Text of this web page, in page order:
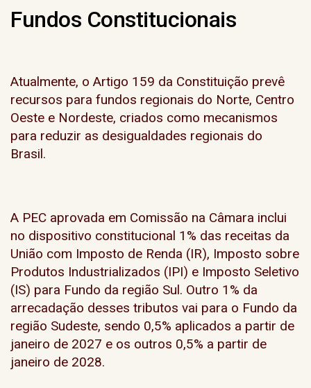
Fundos Constitucionais
Atualmente, o Artigo 159 da Constituição prevê
recursos para fundos regionais do Norte, Centro
Oeste e Nordeste, criados como mecanismos
para reduzir as desigualdades regionais do
Brasil.
A PEC aprovada em Comissão na Câmara inclui
no dispositivo constitucional 1% das receitas da
União com Imposto de Renda (IR), Imposto sobre
Produtos Industrializados (IPI) e Imposto Seletivo
(IS) para Fundo da região Sul. Outro 1% da
arrecadação desses tributos vai para o Fundo da
região Sudeste, sendo 0,5% aplicados a partir de
janeiro de 2027 e os outros 0,5% a partir de
janeiro de 2028.